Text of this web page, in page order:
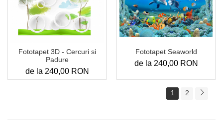
Fototapet 3D - Cercuri si
Padure
de la 240,00 RON
Fototapet Seaworld
de la 240,00 RON
1 2